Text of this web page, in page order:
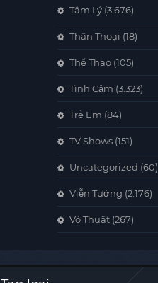
Tâm Lý (3.676)
Thần Thoại (18)
Thể Thao (105)
Tình Cảm (3.323)
Trẻ Em (84)
TV Shows (151)
Uncategorized (60)
Viễn Tưởng (2.176)
Võ Thuật (267)